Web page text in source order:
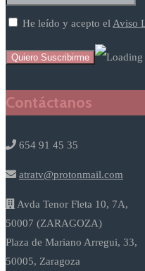
He leído y acepto el Aviso
Contáctanos
654 91 45 35
atratv@protonmail.com
Avda Tenor Fleta 10, 7A,
50007 (ZARAGOZA)
Plaza de Mariano Arregui, 33,
50005, Zaragoza